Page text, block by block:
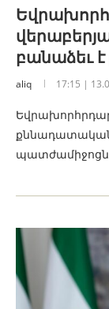
բանաձեւ է
aliq 17:15 |
քննադատական